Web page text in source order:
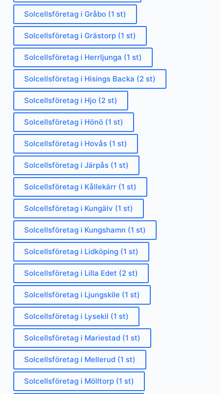
Solcellsföretag i Gråbo (1 st)
Solcellsföretag i Grästorp (1 st)
Solcellsföretag i Herrljunga (1 st)
Solcellsföretag i Hisings Backa (2 st)
Solcellsföretag i Hjo (2 st)
Solcellsföretag i Hönö (1 st)
Solcellsföretag i Hovås (1 st)
Solcellsföretag i Järpås (1 st)
Solcellsföretag i Kållekärr (1 st)
Solcellsföretag i Kungälv (1 st)
Solcellsföretag i Kungshamn (1 st)
Solcellsföretag i Lidköping (1 st)
Solcellsföretag i Lilla Edet (2 st)
Solcellsföretag i Ljungskile (1 st)
Solcellsföretag i Lysekil (1 st)
Solcellsföretag i Mariestad (1 st)
Solcellsföretag i Mellerud (1 st)
Solcellsföretag i Mölltorp (1 st)